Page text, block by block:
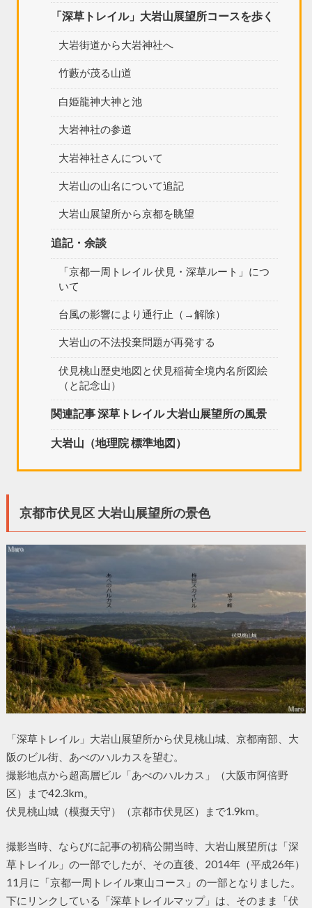
「深草トレイル」大岩山展望所コースを歩く
大岩街道から大岩神社へ
竹藪が茂る山道
白姫龍神大神と池
大岩神社の参道
大岩神社さんについて
大岩山の山名について追記
大岩山展望所から京都を眺望
追記・余談
「京都一周トレイル 伏見・深草ルート」につ
いて
台風の影響により通行止（→解除）
大岩山の不法投棄問題が再発する
伏見桃山歴史地図と伏見稲荷全境内名所図絵
（と記念山）
関連記事 深草トレイル 大岩山展望所の風景
大岩山（地理院 標準地図）
京都市伏見区 大岩山展望所の景色
「深草トレイル」大岩山展望所から伏見桃山城、京都南部、大
阪のビル街、あべのハルカスを望む。
撮影地点から超高層ビル「あべのハルカス」（大阪市阿倍野
区）まで42.3km。
伏見桃山城（模擬天守）（京都市伏見区）まで1.9km。
撮影当時、ならびに記事の初稿公開当時、大岩山展望所は「深
草トレイル」の一部でしたが、その直後、2014年（平成26年）
11月に「京都一周トレイル東山コース」の一部となりました。
下にリンクしている「深草トレイルマップ」は、そのまま「伏